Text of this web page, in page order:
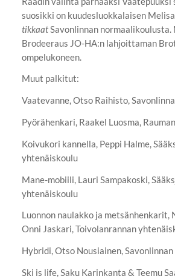
suosikki on kuudesluokkalaisen
tikkaatSavonlinnan normaalikoulusta.
Brodeeraus JO-HA:n lahjoittaman
ompelukoneen.
Muut palkitut:
Vaatevanne, Otso Raihisto,
Pyörähenkari, Raakel Luosma,
Koivukori kannella, Peppi Halme,
yhtenäiskoulu
Mane-mobiili, Lauri Sampakoski,
yhtenäiskoulu
Luonnon naulakko ja metsänhenkarit,
Onni Jaskari, Toivolanrannan
Hybridi, Otso Nousiainen,
Ski is life, Saku Karinkanta & Teemu